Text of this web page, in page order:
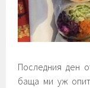
Последния ден
баща ми уж